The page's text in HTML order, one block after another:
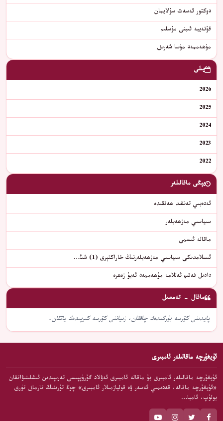
دوكتور ئەسەت سۇلايمان
قۇتەيبە ئىبنى مۇسلىم
مۇھەممەد مۇسا شەرىف
يىلى
2026
2025
2024
2023
2022
يېڭى ماقالىلەر
ئەدەبىي تەنقىد ھەققىدە
سىياسىي مەزھەبلەر
ماقالە ئىسمى
ئىسلامدىكى سىياسىي مەزھەبلەرنىڭ خاراكتېرى (1) شىئ…
دادىل فەقىھ ئەللامە مۇھەممەد ئەبۇ زەھرە
ماقال - تەمسىل
پايدىنى كۆرسە بۈرگىدەك چاققان، زىياننى كۆرسە كىرپىدەك ياتقان.
ئۇيغۇرچە ماقالىلەر ئامبىرى
ئۇيغۇرچە ماقالىلەر ئامبىرى بۇ ماقالە ئامبىرى ئەۋلاد گۇرۇپپىسى تەرىپىدىن ئىشلىنىۋاتقان
«ئۇيغۇرچە ماقالە، قەدىمىي ئەسەر ۋە قوليازمىلار ئامبىرى» چوڭ تۈرىنىڭ تارماق تۈرى
بولۇپ، ئامبا…